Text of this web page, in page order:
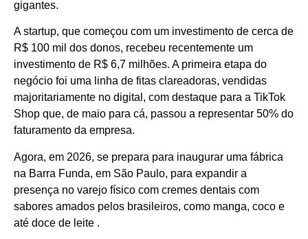
gigantes.
A startup, que começou com um investimento de cerca de
R$ 100 mil dos donos, recebeu recentemente um
investimento de R$ 6,7 milhões. A primeira etapa do
negócio foi uma linha de fitas clareadoras, vendidas
majoritariamente no digital, com destaque para a TikTok
Shop que, de maio para cá, passou a representar 50% do
faturamento da empresa.
Agora, em 2026, se prepara para inaugurar uma fábrica
na Barra Funda, em São Paulo, para expandir a
presença no varejo físico com cremes dentais com
sabores amados pelos brasileiros, como manga, coco e
até doce de leite .